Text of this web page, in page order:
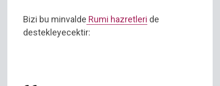
Bizi bu minvalde Rumi hazretleri de
destekleyecektir: